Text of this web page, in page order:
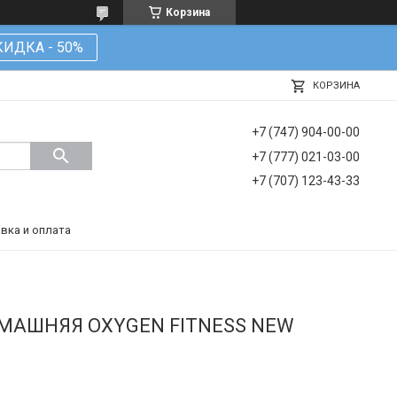
Корзина
- 50%
КОРЗИНА
+7 (747) 904-00-00
+7 (777) 021-03-00
+7 (707) 123-43-33
и оплата
OXYGEN FITNESS NEW